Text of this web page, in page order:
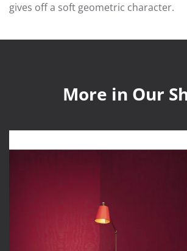
gives off a soft geometric character.
More in Our